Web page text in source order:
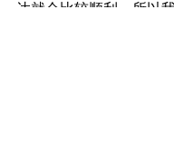
达就会比较顺利，所以